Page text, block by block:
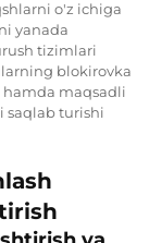
o'z ichiga
yanada
tizimlari
blokirovka
maqsadli
saqlab turishi